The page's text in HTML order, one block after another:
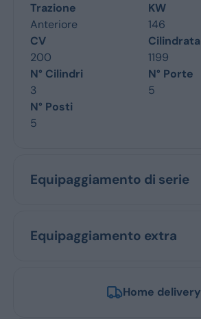
Trazione
Anteriore
KW
146
CV
200
Cilindrata
1199
N° Cilindri
3
N° Porte
5
N° Posti
5
Equipaggiamento di serie
Equipaggiamento extra
Home delivery